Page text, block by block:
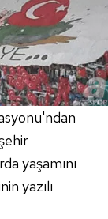
yaşamını
yazılı